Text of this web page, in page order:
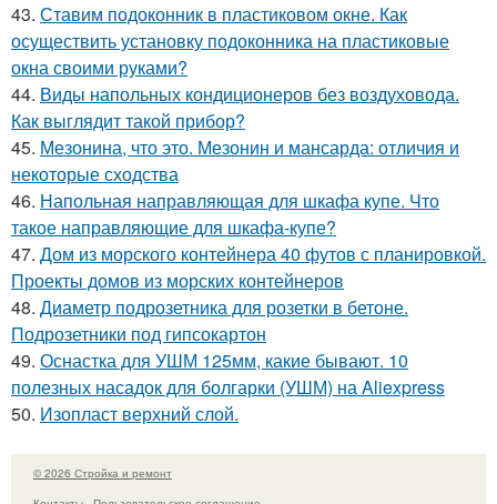
43. Ставим подоконник в пластиковом окне. Как
осуществить установку подоконника на пластиковые
окна своими руками?
44. Виды напольных кондиционеров без воздуховода.
Как выглядит такой прибор?
45. Мезонина, что это. Мезонин и мансарда: отличия и
некоторые сходства
46. Напольная направляющая для шкафа купе. Что
такое направляющие для шкафа-купе?
47. Дом из морского контейнера 40 футов с планировкой.
Проекты домов из морских контейнеров
48. Диаметр подрозетника для розетки в бетоне.
Подрозетники под гипсокартон
49. Оснастка для УШМ 125мм, какие бывают. 10
полезных насадок для болгарки (УШМ) на Aliexpress
50. Изопласт верхний слой.
© 2026 Стройка и ремонт